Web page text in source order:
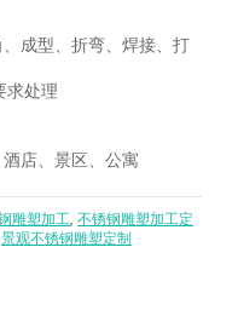
成型、折弯、焊接、打
求处理
店、景区、公寓
雕塑加工, 不锈钢雕塑加工定
景观不锈钢雕塑定制